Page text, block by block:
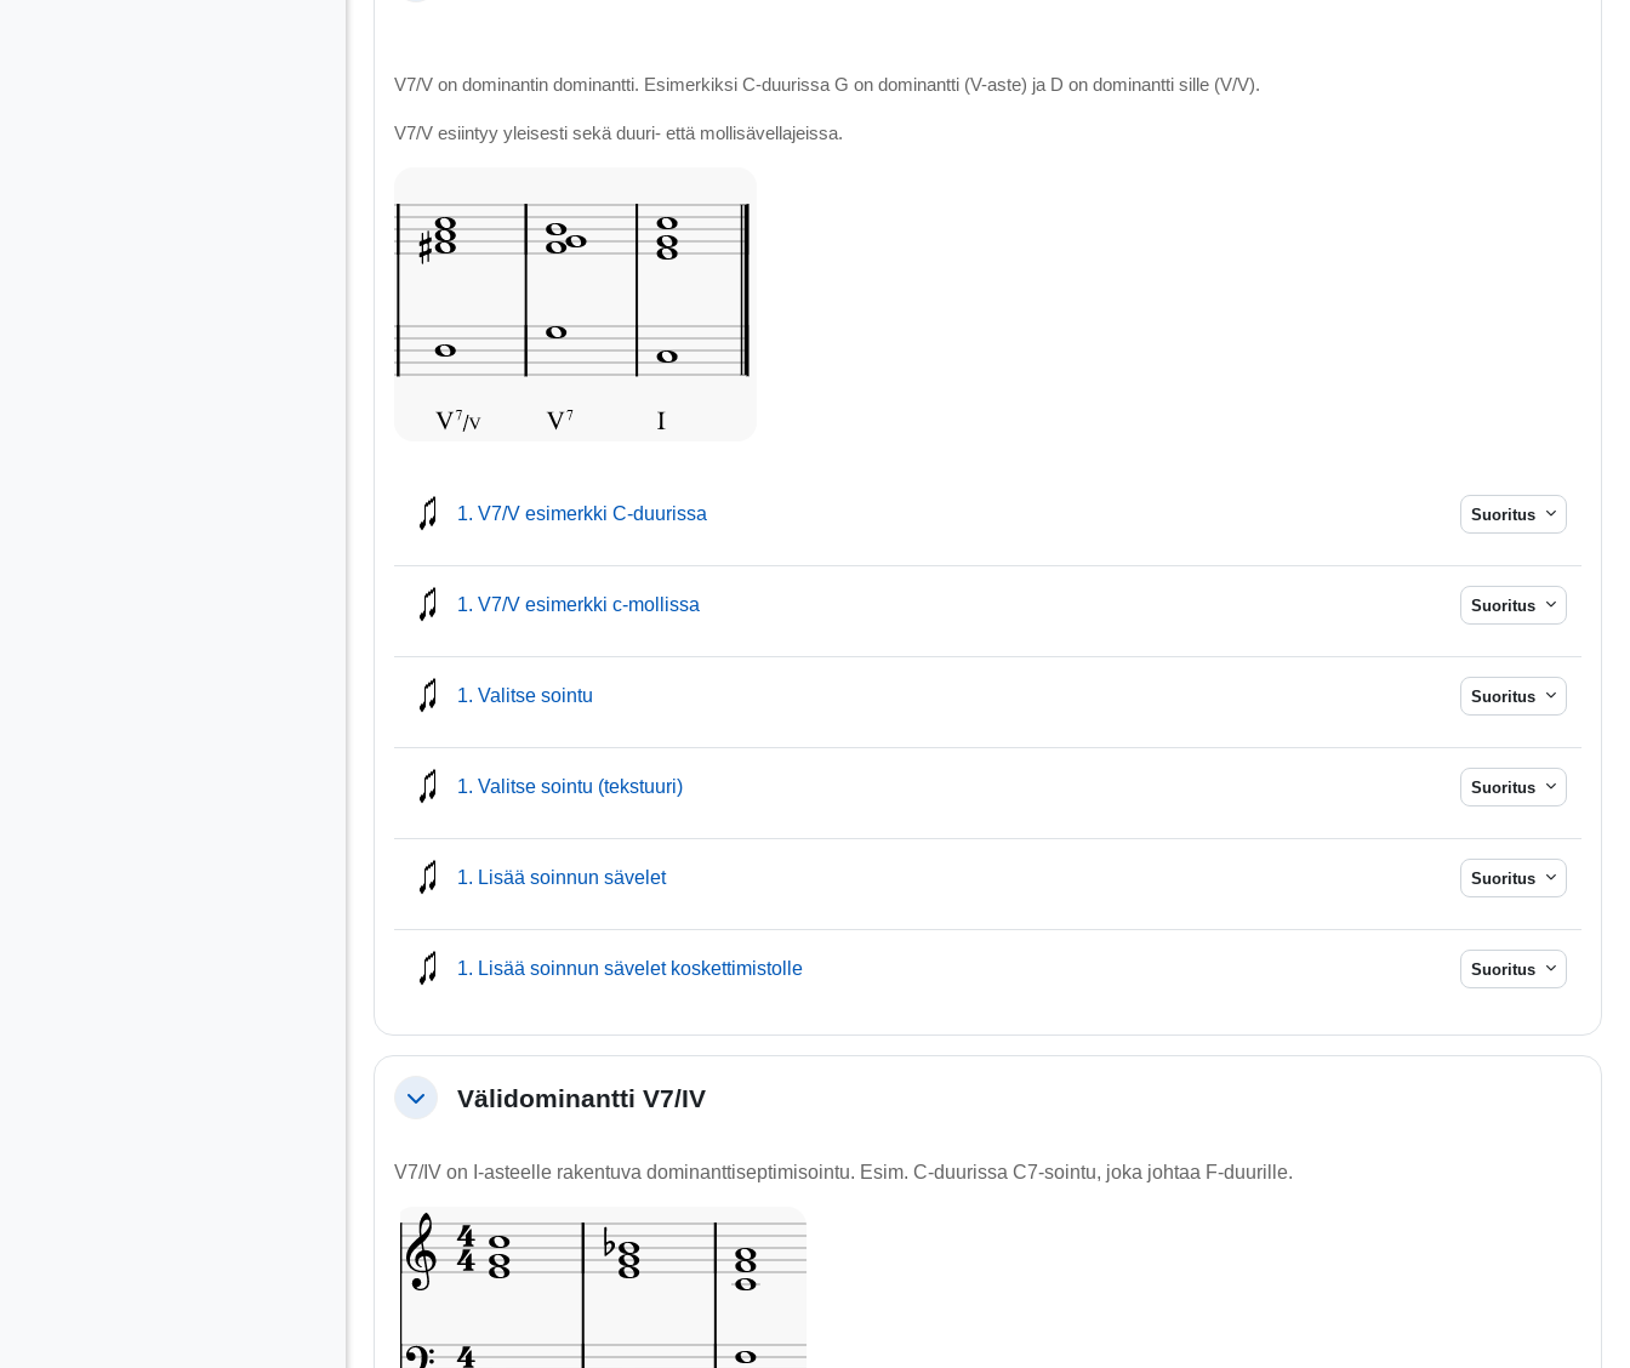
V7/V on dominantin dominantti. Esimerkiksi C-duurissa G on dominantti (V-aste) ja D on dominantti sille (V/V).
V7/V esiintyy yleisesti sekä duuri- että mollisävellajeissa.
1. V7/V esimerkki C-duurissa Suoritus
1. V7/V esimerkki c-mollissa Suoritus
1. Valitse sointu Suoritus
1. Valitse sointu (tekstuuri)mmusic Suoritus
1. Lisää soinnun säveletmmusic Suoritus
1. Lisää soinnun sävelet koskettimistollemmusic Suoritus
TiivistäVälidominantti V7/IV
V7/IV on I-asteelle rakentuva dominanttiseptimisointu. Esim. C-duurissa C7-sointu, joka johtaa F-duurille.